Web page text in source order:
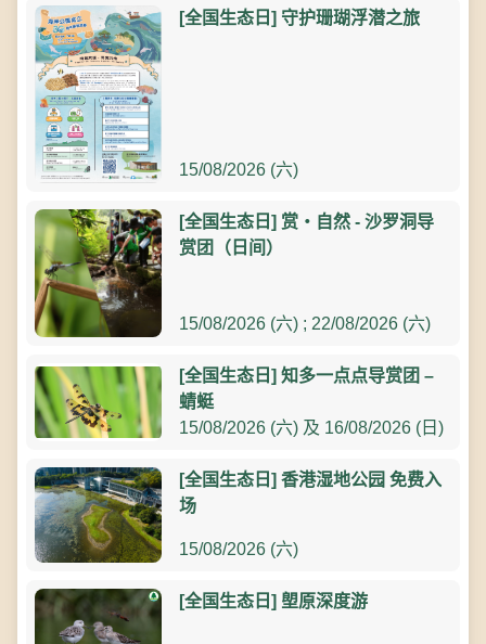
[全国生态日] 守护珊瑚浮潜之旅
15/08/2026 (六)
[全国生态日] 赏‧自然 - 沙罗洞导
赏团（日间）
15/08/2026 (六) ; 22/08/2026 (六)
[全国生态日] 知多一点点导赏团 –
蜻蜓
15/08/2026 (六) 及 16/08/2026 (日)
[全国生态日] 香港湿地公园 免费入
场
15/08/2026 (六)
[全国生态日] 塱原深度游